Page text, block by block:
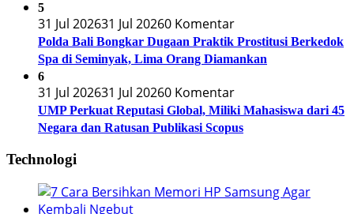
5
31 Jul 202631 Jul 20260 Komentar
Polda Bali Bongkar Dugaan Praktik Prostitusi Berkedok
Spa di Seminyak, Lima Orang Diamankan
6
31 Jul 202631 Jul 20260 Komentar
UMP Perkuat Reputasi Global, Miliki Mahasiswa dari 45
Negara dan Ratusan Publikasi Scopus
Technologi